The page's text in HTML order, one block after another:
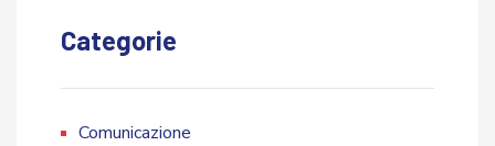
Categorie
Comunicazione